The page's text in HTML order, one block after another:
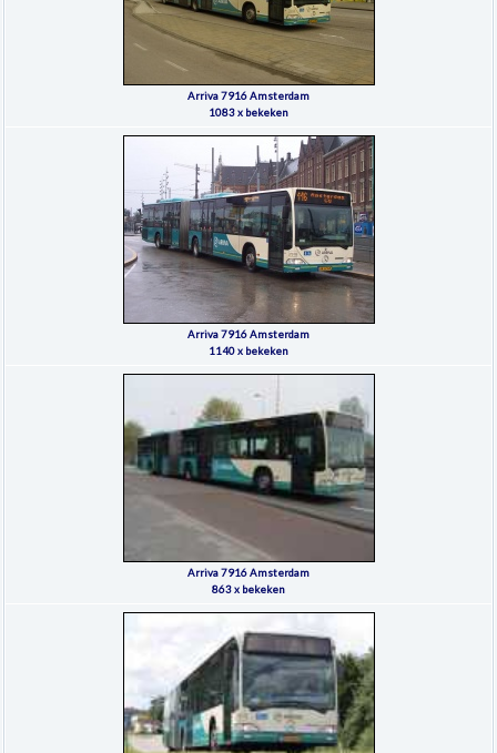
Arriva 7916 Amsterdam
1083 x bekeken
Arriva 7916 Amsterdam
1140 x bekeken
Arriva 7916 Amsterdam
863 x bekeken